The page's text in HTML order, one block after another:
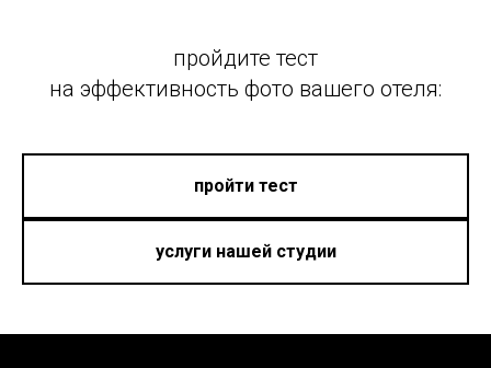
пройдите тест
на эффективность фото вашего отеля:
пройти тест
услуги нашей студии